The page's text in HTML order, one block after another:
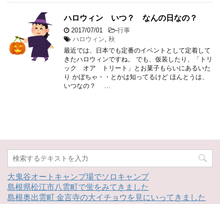
ハロウィン いつ？ なんの日なの？
2017/07/01 -行事
ハロウィン 秋
最近では、日本でも定番のイベントとして定着して
きたハロウィンですね。 でも、仮装したり、「トリ
ック オア トリート」とお菓子もらいにあるいた
り かぼちゃ・・とかは知ってるけど ほんとうは、
いつなの？ …
大鬼谷オートキャンプ場でソロキャンプ
島根県松江市八雲町で蛍をみてきました
島根奥出雲町 金言寺の大イチョウを見にいってきました